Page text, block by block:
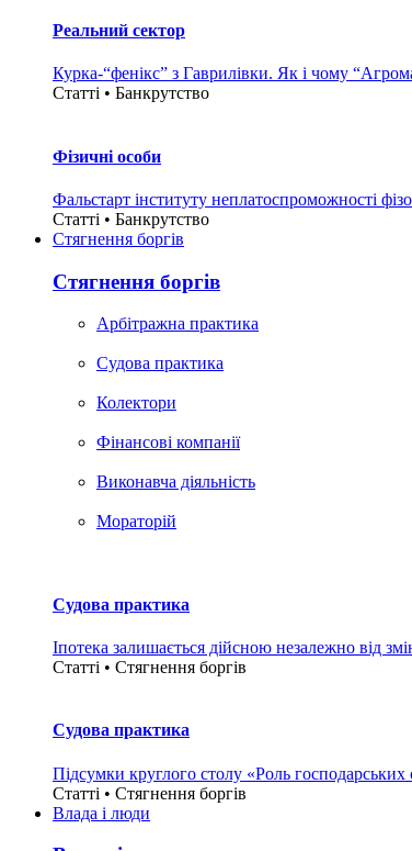
Реальний сектор
Курка-“фенікс” з Гаврилівки. Як і чому
Статті • Банкрутство
Фізичні особи
Фальстарт інституту неплатоспроможності
Статті • Банкрутство
Стягнення боргiв
Стягнення боргiв
Арбітражна практика
Судова практика
Колектори
Фінансові компанії
Виконавча діяльність
Мораторій
Судова практика
Іпотека залишається дійсною незалежно від
Статті • Стягнення боргiв
Судова практика
Підсумки круглого столу «Роль господарських
Статті • Стягнення боргiв
Влада i люди